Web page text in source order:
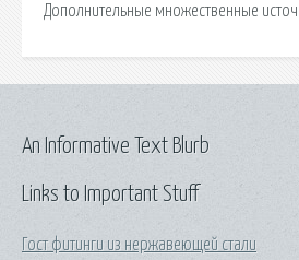
Дополнительные множественные
Links to Important Stuff
Гост фитинги из нержавеющей стали
An Informative Text Blurb